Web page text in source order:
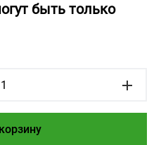
быть только